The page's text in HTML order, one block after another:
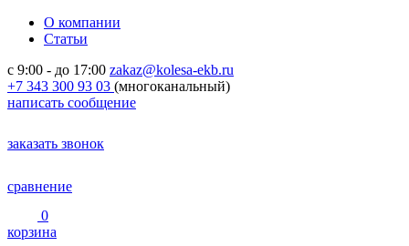
О компании
Статьи
с 9:00 - до 17:00 zakaz@kolesa-ekb.ru
+7 343 300 93 03 (многоканальный)
написать сообщение
заказать звонок
сравнение
0
корзина